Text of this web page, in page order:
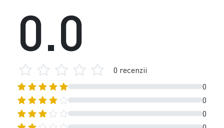
0
0
0
0.0
0 recenzii